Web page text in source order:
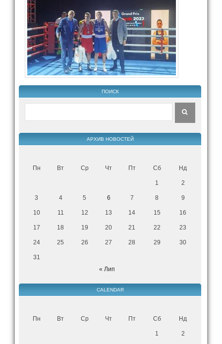
ПОИСК
АРХИВ НОВОСТЕЙ
Пн Вт Ср Чт Пт Сб Нд
1 2
3 4 5 6 7 8 9
10 11 12 13 14 15 16
17 18 19 20 21 22 23
24 25 26 27 28 29 30
31
« Лип
CALENDAR
Пн Вт Ср Чт Пт Сб Нд
1 2